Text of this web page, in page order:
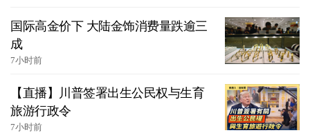
国际高金价下 大陆金饰消费量跌逾三
成
7小时前
【直播】川普签署出生公民权与生育
旅游行政令
7小时前